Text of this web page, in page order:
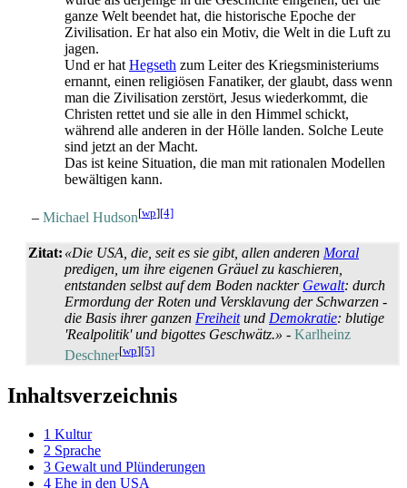
ganze Welt beendet hat, die historische Epoche der
Zivilisation. Er hat also ein Motiv, die Welt in die Luft zu
jagen.
Und er hat Hegseth zum Leiter des Kriegsministeriums
ernannt, einen religiösen Fanatiker, der glaubt, dass wenn
man die Zivilisation zerstört, Jesus wiederkommt, die
Christen rettet und sie alle in den Himmel schickt,
während alle anderen in der Hölle landen. Solche Leute
sind jetzt an der Macht.
Das ist keine Situation, die man mit rationalen Modellen
bewältigen kann.
– Michael Hudson[wp][4]
Zitat: «Die USA, die, seit es sie gibt, allen anderen Moral
predigen, um ihre eigenen Gräuel zu kaschieren,
entstanden selbst auf dem Boden nackter Gewalt: durch
Ermordung der Roten und Versklavung der Schwarzen -
die Basis ihrer ganzen Freiheitund Demokratie: blutige
'Realpolitik' und bigottes Geschwätz.» - Karlheinz
Deschner[wp][5]
Inhaltsverzeichnis
1 Kultur
2 Sprache
3 Gewalt und Plünderungen
4 Ehe in den USA